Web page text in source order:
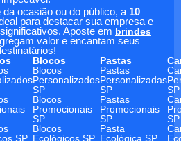
da ocasião ou do público, a 10
para destacar sua empresa e
Aposte em brindes
valor e encantam seus
Blocos Pastas
Blocos
Personalizados
SP
Pastas
Personalizadas
SP
SP
Blocos
Promocionais
SP
Pastas
Promocionais
SP
SP
SP
Blocos
Ecológicos SP
Pasta
Ecológica SP